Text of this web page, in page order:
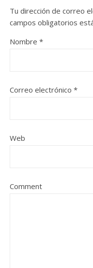
Tu dirección de correo
campos obligatorios
Nombre *
Correo electrónico *
Web
Comment